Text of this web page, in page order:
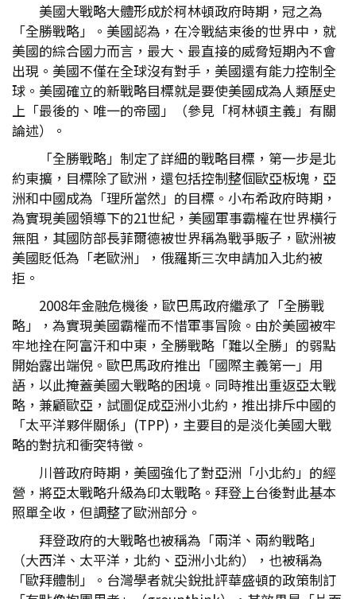
美國大戰略大體形成於柯林頓政府時期，冠之為
「全勝戰略」。美國認為，在冷戰結束後的世界中，就
美國的綜合國力而言，最大、最直接的威脅短期內不會
出現。美國不僅在全球沒有對手，美國還有能力控制全
球。美國確立的新戰略目標就是要使美國成為人類歷史
上「最後的、唯一的帝國」（參見「柯林頓主義」有關
論述）。
「全勝戰略」制定了詳細的戰略目標，第一步是北
約東擴，目標除了歐洲，還包括控制整個歐亞板塊，亞
洲和中國成為「理所當然」的目標。小布希政府時期，
為實現美國領導下的21世紀，美國軍事霸權在世界橫行
無阻，其國防部長菲爾德被世界稱為戰爭販子，歐洲被
美國貶低為「老歐洲」，俄羅斯三次申請加入北約被
拒。
2008年金融危機後，歐巴馬政府繼承了「全勝戰
略」，為實現美國霸權而不惜軍事冒險。由於美國被牢
牢地拴在阿富汗和中東，全勝戰略「難以全勝」的弱點
開始露出端倪。歐巴馬政府推出「國際主義第一」用
語，以此掩蓋美國大戰略的困境。同時推出重返亞太戰
略，兼顧歐亞，試圖促成亞洲小北約，推出排斥中國的
「太平洋夥伴關係」(TPP)，主要目的是淡化美國大戰
略的對抗和衝突特徵。
川普政府時期，美國強化了對亞洲「小北約」的經
營，將亞太戰略升級為印太戰略。拜登上台後對此基本
照單全收，但調整了歐洲部分。
拜登政府的大戰略也被稱為「兩洋、兩約戰略」
（大西洋、太平洋，北約、亞洲小北約），也被稱為
「歐拜體制」。台灣學者就尖銳批評華盛頓的政策制訂